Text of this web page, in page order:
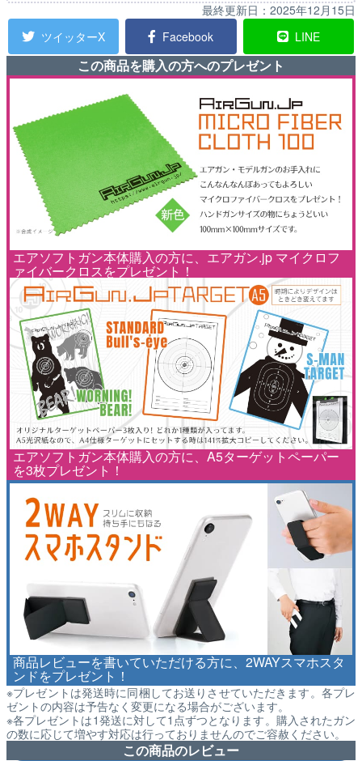
最終更新日： 2025年12月15日
ツイッターX
Facebook LINE
この商品を購入の方へのプレゼント
エアソフトガン本体購入の方に、エアガン.jp マイクロフ
ァイバークロスをプレゼント！
エアソフトガン本体購入の方に、A5ターゲットペーパー
を3枚プレゼント！
商品レビューを書いていただける方に、2WAYスマホスタ
ンドをプレゼント！
※プレゼントは発送時に同梱してお送りさせていただきます。各プレ
ゼントの内容は予告なく変更になる場合がございます。
※各プレゼントは1発送に対して1点ずつとなります。購入されたガン
の数に応じて増やす対応は行っておりませんのでご容赦ください。
この商品のレビュー